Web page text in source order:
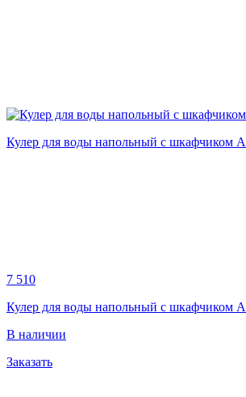
Кулер для воды напольный с шкафчиком
7 510
Кулер для воды напольный с шкафчиком
В наличии
Заказать